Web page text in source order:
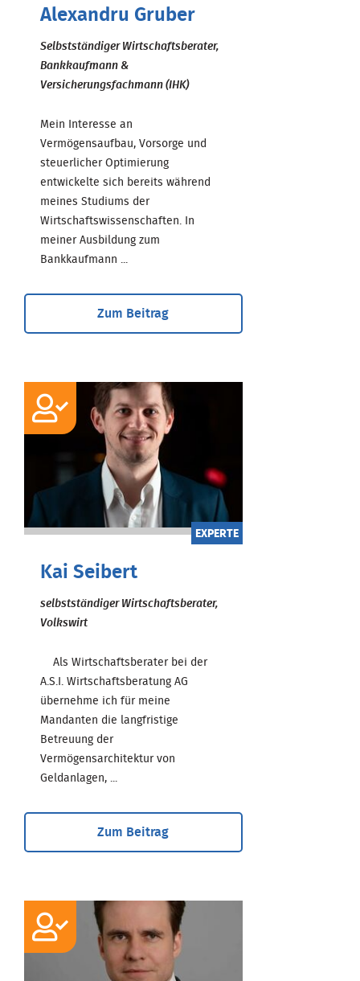
Alexandru Gruber
Selbstständiger Wirtschaftsberater,
Bankkaufmann &
Versicherungsfachmann (IHK)
Mein Interesse an
Vermögensaufbau, Vorsorge und
steuerlicher Optimierung
entwickelte sich bereits während
meines Studiums der
Wirtschaftswissenschaften. In
meiner Ausbildung zum
Bankkaufmann ...
Zum Beitrag
EXPERTE
Kai Seibert
selbstständiger Wirtschaftsberater,
Volkswirt
Als Wirtschaftsberater bei der
A.S.I. Wirtschaftsberatung AG
übernehme ich für meine
Mandanten die langfristige
Betreuung der
Vermögensarchitektur von
Geldanlagen, ...
Zum Beitrag